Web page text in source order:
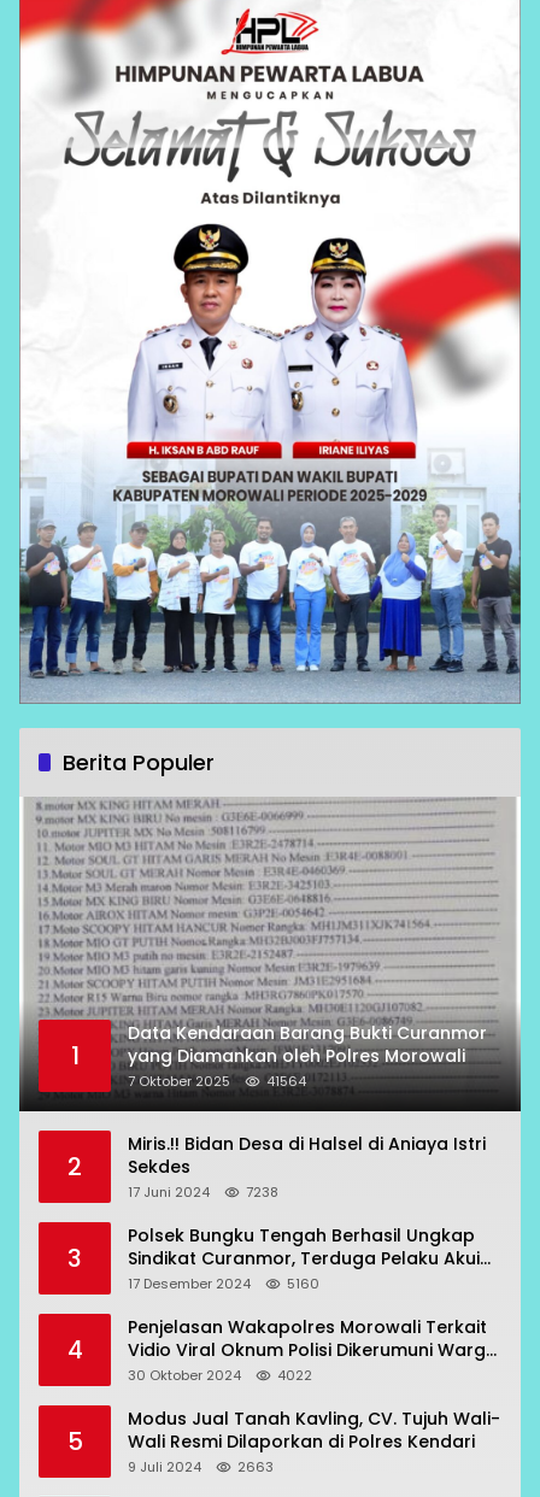
Berita Populer
1
Data Kendaraan Barang Bukti Curanmor
yang Diamankan oleh Polres Morowali
7 Oktober 2025 41564
2
Miris.!! Bidan Desa di Halsel di Aniaya Istri
Sekdes
17 Juni 2024 7238
3
Polsek Bungku Tengah Berhasil Ungkap
Sindikat Curanmor, Terduga Pelaku Akui
Beraksi di 7 Lokasi
17 Desember 2024 5160
4
Penjelasan Wakapolres Morowali Terkait
Vidio Viral Oknum Polisi Dikerumuni Warga
Bahodopi
30 Oktober 2024 4022
5
Modus Jual Tanah Kavling, CV. Tujuh Wali-
Wali Resmi Dilaporkan di Polres Kendari
9 Juli 2024 2663